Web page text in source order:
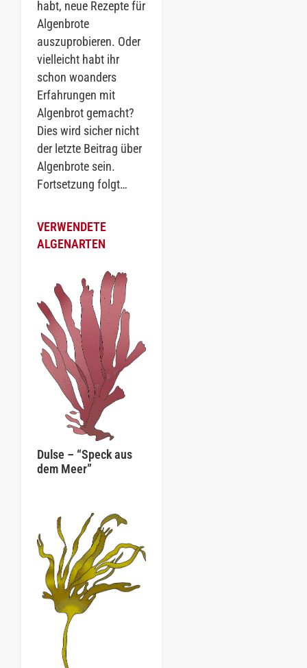
habt, neue Rezepte für
Algenbrote
auszuprobieren. Oder
vielleicht habt ihr
schon woanders
Erfahrungen mit
Algenbrot gemacht?
Dies wird sicher nicht
der letzte Beitrag über
Algenbrote sein.
Fortsetzung folgt…
VERWENDETE
ALGENARTEN
Dulse – “Speck aus
dem Meer”